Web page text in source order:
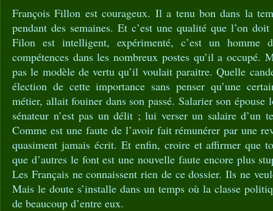
François Fillon est courageux. Il a tenu bon dans la
pendant des semaines. Et c’est une qualité que l’on
Filon est intelligent, expérimenté, c’est un homme
compétences dans les nombreux postes qu’il a occupé.
pas le modèle de vertu qu’il voulait paraitre. Quelle
élection de cette importance sans penser qu’une
métier, allait fouiner dans son passé. Salarier son épouse
sénateur n’est pas un délit ; lui verser un salaire d’un
Comme est une faute de l’avoir fait rémunérer par une
quasiment jamais écrit. Et enfin, croire et affirmer que
que d’autres le font est une nouvelle faute encore plus
Les Français ne connaissent rien de ce dossier. Ils ne
Mais le doute s’installe dans un temps où la classe
de beaucoup d’entre eux.